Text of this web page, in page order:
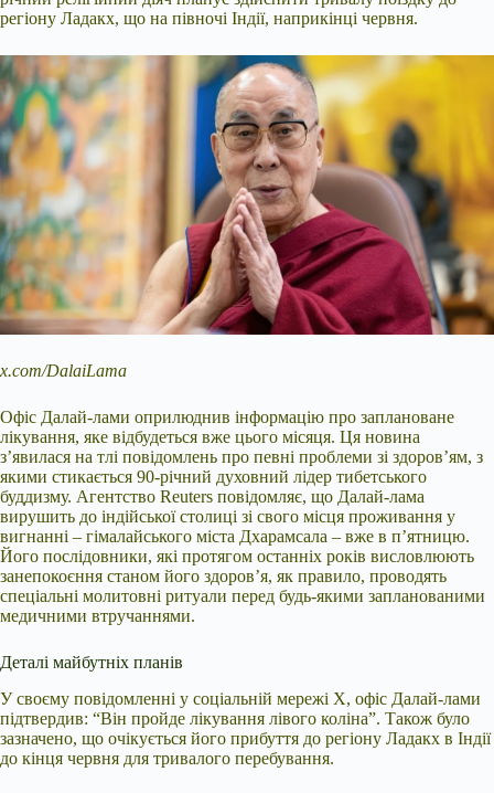
регіону Ладакх, що на півночі Індії, наприкінці червня.
x.com/DalaiLama
Офіс Далай-лами оприлюднив інформацію про заплановане
лікування, яке відбудеться вже цього місяця. Ця новина
з’явилася на тлі повідомлень про певні проблеми зі здоров’ям, з
якими стикається 90-річний духовний лідер тибетського
буддизму. Агентство Reuters повідомляє, що Далай-лама
вирушить до індійської столиці зі свого місця проживання у
вигнанні – гімалайського міста Дхарамсала – вже в п’ятницю.
Його послідовники, які протягом останніх років висловлюють
занепокоєння станом його здоров’я, як правило, проводять
спеціальні молитовні ритуали перед будь-якими запланованими
медичними втручаннями.
Деталі майбутніх планів
У своєму повідомленні у соціальній мережі X, офіс Далай-лами
підтвердив: “Він пройде лікування лівого коліна”. Також було
зазначено, що очікується його прибуття до регіону Ладакх в Індії
до кінця червня для тривалого перебування.